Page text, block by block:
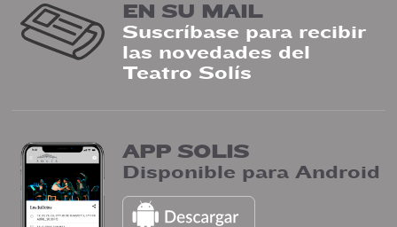
EN SU MAIL
Suscríbase para recibir
las novedades del
Teatro Solís
APP SOLIS
Disponible para Android